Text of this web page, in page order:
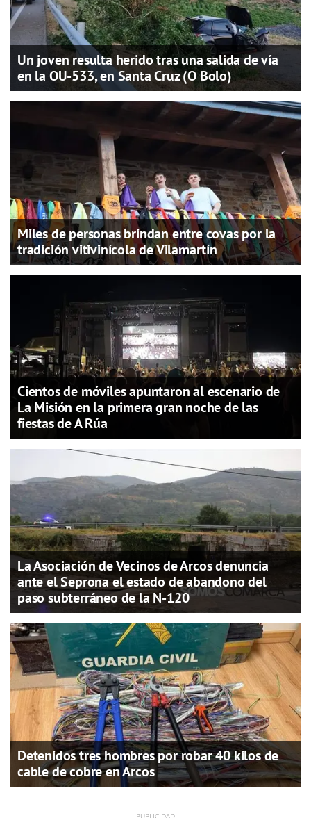
Un joven resulta herido tras una salida de vía
en la OU-533, en Santa Cruz (O Bolo)
Miles de personas brindan entre covas por la
tradición vitivinícola de Vilamartín
Cientos de móviles apuntaron al escenario de
La Misión en la primera gran noche de las
fiestas de A Rúa
La Asociación de Vecinos de Arcos denuncia
ante el Seprona el estado de abandono del
paso subterráneo de la N-120
Detenidos tres hombres por robar 40 kilos de
cable de cobre en Arcos